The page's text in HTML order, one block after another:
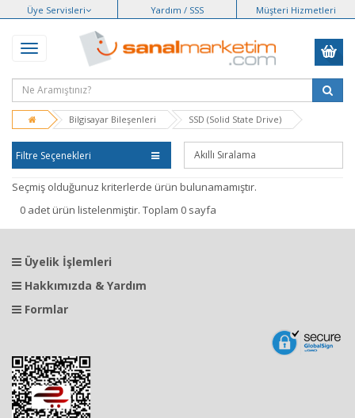
Üye Servisleri Yardım / SSS Müşteri Hizmetleri
Bilgisayar Bileşenleri SSD (Solid State Drive)
Filtre Seçenekleri
Seçmiş olduğunuz kriterlerde ürün bulunamamıştır.
0 adet ürün listelenmiştir. Toplam 0 sayfa
Üyelik İşlemleri
Hakkımızda & Yardım
Formlar